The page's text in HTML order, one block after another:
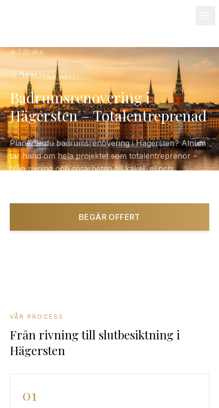
Tillbaka
TOTALENTREPRENAD · HÄGERSTEN
Badrumsrenovering i
Hägersten – Totalentreprenad
Planerar du badrumsrenovering i Hägersten? Alnum
tar hand om hela projektet som totalentreprenör –
från rivning och rörarbeten till kakel, el och
BEGÄR OFFERT
VÅR PROCESS
Från rivning till slutbesiktning i
Hägersten
01